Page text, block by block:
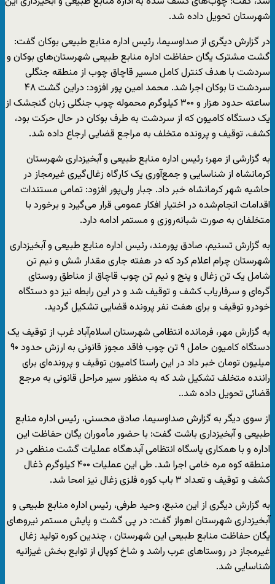
شهرستان تحویل داده شد.
در گزارش دیگری از صداوسیما، رئیس اداره منابع طبیعی بوکان گفت:
گشت مشترک یگان حفاظت اداره منابع طبیعی شهرستان‌های بوکان و
سردشت با هدف کنترل کامل مسیر قاچاق چوب از منطقه جنگلی
سردشت تا بوکان اجرا شد. محمد امین پور افزود: دراین گشت ۴۸
ساعته حدود هزار و ۳۰۰ کیلوگرم محموله چوب جنگلی زبان گنجشک از
یک دستگاه کامیون که از سردشت به طرف بوکان در حال حرکت بود،
کشف، توقیف و پرونده متخلف به مراجع قضایی ارجاع داده شد.
به گزارشی از مهر؛ رئیس اداره منابع طبیعی و آبخیزداری شهرستان
کرمانشاه از شناسایی و جمع‌آوری یک کارگاه زغال‌گیری غیرمجاز در
حاشیه شهر کرمانشاه خبر داد. جبار ولی‌پور افزود: تمامی مستندات
اقدامات انجام‌شده در اختیار افکار عمومی قرار می‌گیرد و برخورد با
متخلفان به صورت شبانه‌روزی و مستمر ادامه دارد.
به گزارش تسنیم، صادق پورمند، رئیس اداره منابع طبیعی و آبخیزداری
شهرستان چرام اعلام کرد که در هفته جاری مقدار شش و نیم تن
شامل یک تن زغال و پنج و نیم تن چوب قاچاق از مناطق روستای
گره‌ای و سرفاریاب کشف و توقیف شد و در این رابطه نیز دو دستگاه
خودرو توقیف و برای هفت نفر پرونده قضایی تشکیل گردید.
به گزارش مهر، فرمانده انتظامی شهرستان اسلام‌آباد غرب از توقیف یک
دستگاه کامیون حامل ۹ تن چوب فاقد مجوز قانونی به ارزش حدود ۹۰
میلیون تومان خبر داد در این راستا کامیون توقیف و پرونده‌ای برای
راننده متخلف تشکیل شد که به منظور سیر مراحل قانونی به مرجع
قضائی تحویل داده شد..
از سوی دیگر به گزارش صداوسیما، صادق محسنی، رئیس اداره منابع
طبیعی و آبخیزداری باشت گفت: با حضور مأموران یگان حفاظت این
اداره و با همکاری پاسگاه انتظامی آبدهگاه عملیات گشت منظمی در
منطقه کوه مره خامی اجرا شد. طی این عملیات ۴۰۰ کیلوگرم ذغال
کشف و توقیف و تعداد ۳ باب کوره فلزی زغال نیز امحا شد.
به گزارش دیگری از این منبع، وحید طرفی، رئیس اداره منابع طبیعی و
آبخیزداری شهرستان اهواز گفت: در پی گشت و پایش مستمر نیروهای
یگان حفاظت منابع طبیعی این شهرستان ، چندین کوره تولید زغال
غیرمجاز در روستاهای عرب راشد و شاخ کوپال از توابع بخش غیزانیه
شناسایی شد.